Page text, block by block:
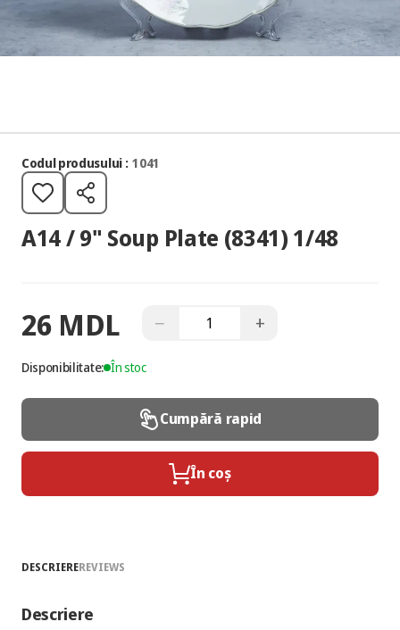
Codul produsului : 1041
A14 / 9" Soup Plate (8341) 1/48
26 MDL − +
Disponibilitate: În stoc
Cumpără rapid
În coș
DESCRIEREREVIEWS
Descriere